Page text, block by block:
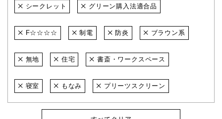
シークレット グリーン購入法適合品
F☆☆☆☆ 制電 防炎 ブラウン系
無地 住宅 書斎・ワークスペース
寝室 もなみ プリーツスクリーン